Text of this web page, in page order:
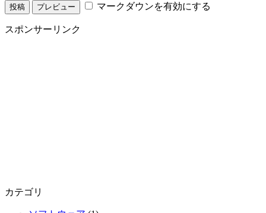
マークダウンを有効にする
スポンサーリンク
カテゴリ